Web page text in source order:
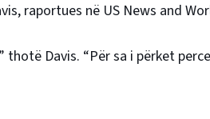
raportues në US News and
Davis. “Për sa i përket